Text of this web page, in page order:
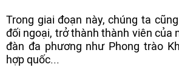
Trong giai đoạn này, chúng ta
đối ngoại, trở thành thành viên của
đàn đa phương như Phong trào
hợp quốc...